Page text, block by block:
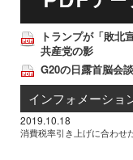
トランプが「敗北
共産党の影
G20の日露首脳会
インフォメーショ
2019.10.18
消費税率引き上げに合わせ